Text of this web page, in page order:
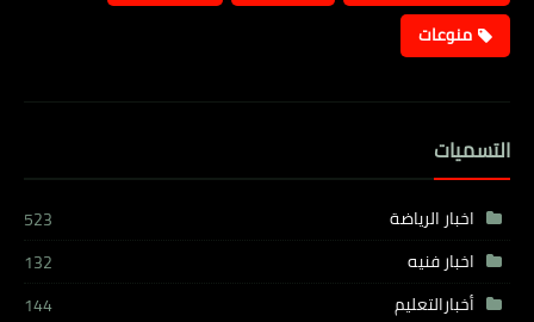
منوعات
التسميات
اخبار الرياضة
523
اخبار فنيه
132
أخبارالتعليم
144